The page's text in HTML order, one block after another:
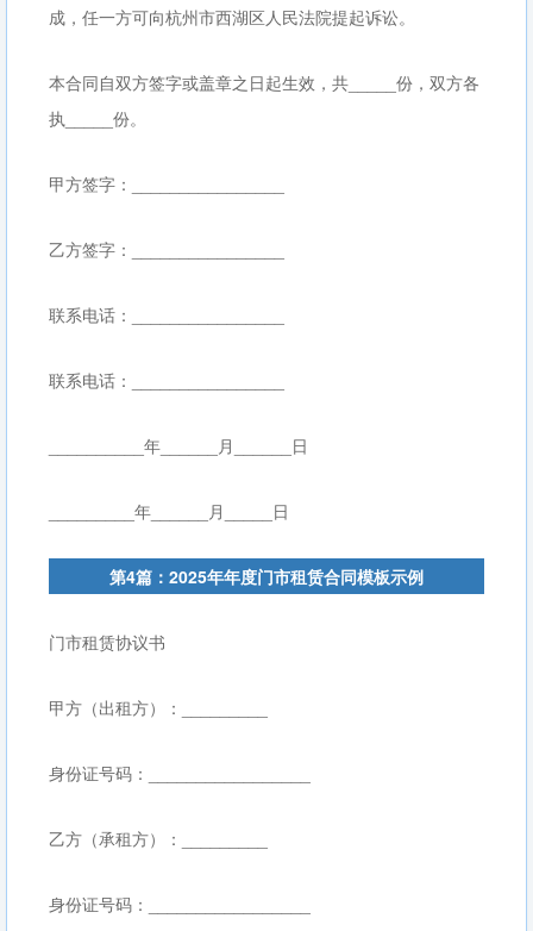
成，任一方可向杭州市西湖区人民法院提起诉讼。
本合同自双方签字或盖章之日起生效，共_____份，双方各
执_____份。
甲方签字：________________
乙方签字：________________
联系电话：________________
联系电话：________________
__________年______月______日
_________年______月_____日
第4篇：2025年年度门市租赁合同模板示例
门市租赁协议书
甲方（出租方）：_________
身份证号码：_________________
乙方（承租方）：_________
身份证号码：_________________